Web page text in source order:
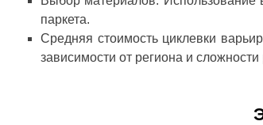
паркета.
Средняя стоимость циклевки
зависимости от региона и